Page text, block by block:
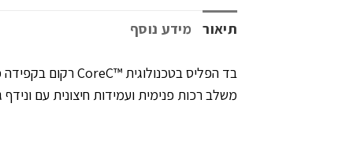
תיאור מידע נוסף
משלב רכות פנימית ועמידות חיצונית עם ונידף